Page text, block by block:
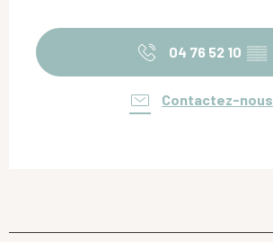
04 76 52 10 ▒▒
Contactez-nous